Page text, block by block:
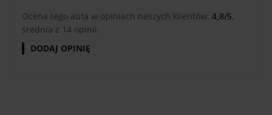
Ocena tego auta w opiniach naszych klientów: 4,8/5,
średnia z 14 opinii.
DODAJ OPINIĘ